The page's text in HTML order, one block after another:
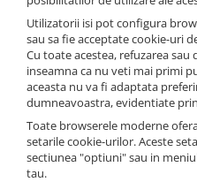
Utilizatorii isi pot configura
sau sa fie acceptate cookie-uri
Cu toate acestea, refuzarea
inseamna ca nu veti mai primi
aceasta nu va fi adaptata
dumneavoastra, evidentiate
Toate browserele moderne
setarile cookie-urilor. Aceste
sectiunea "optiuni" sau in
tau.